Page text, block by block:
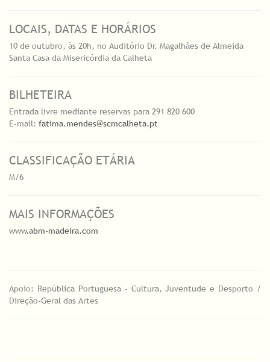
LOCAIS, DATAS E HORÁRIOS
10 de outubro, às 20h, no Auditório Dr. Magalhães de Almeida
Santa Casa da Misericórdia da Calheta
BILHETEIRA
Entrada livre mediante reservas para 291 820 600
E-mail: fatima.mendes@scmcalheta.pt
CLASSIFICAÇÃO ETÁRIA
M/6
MAIS INFORMAÇÕES
www.abm-madeira.com
Apoio: República Portuguesa - Cultura, Juventude e Desporto /
Direção-Geral das Artes